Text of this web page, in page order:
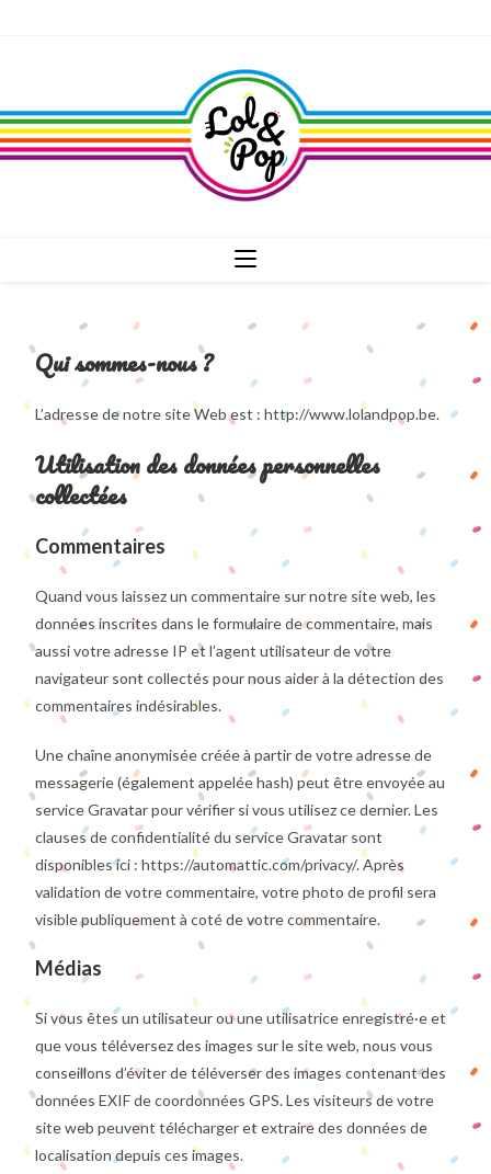
Qui sommes-nous ?
L’adresse de notre site Web est : http://www.lolandpop.be.
Utilisation des données personnelles
collectées
Commentaires
Quand vous laissez un commentaire sur notre site web, les
données inscrites dans le formulaire de commentaire, mais
aussi votre adresse IP et l’agent utilisateur de votre
navigateur sont collectés pour nous aider à la détection des
commentaires indésirables.
Une chaîne anonymisée créée à partir de votre adresse de
messagerie (également appelée hash) peut être envoyée au
service Gravatar pour vérifier si vous utilisez ce dernier. Les
clauses de confidentialité du service Gravatar sont
disponibles ici : https://automattic.com/privacy/. Après
validation de votre commentaire, votre photo de profil sera
visible publiquement à coté de votre commentaire.
Médias
Si vous êtes un utilisateur ou une utilisatrice enregistré·e et
que vous téléversez des images sur le site web, nous vous
conseillons d’éviter de téléverser des images contenant des
données EXIF de coordonnées GPS. Les visiteurs de votre
site web peuvent télécharger et extraire des données de
localisation depuis ces images.